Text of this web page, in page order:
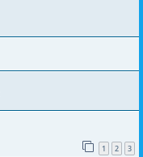
1 2 3